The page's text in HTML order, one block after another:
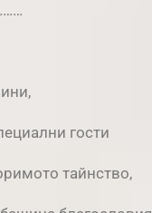
гости
тайнство,